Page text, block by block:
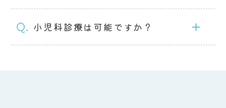
Q. 小児科診療は可能ですか？